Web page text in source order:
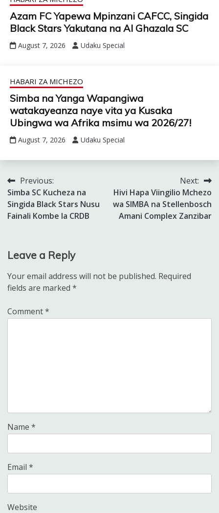
Azam FC Yapewa Mpinzani CAFCC, Singida
Black Stars Yakutana na Al Ghazala SC
August 7, 2026 Udaku Special
HABARI ZA MICHEZO
Simba na Yanga Wapangiwa
watakayeanza naye vita ya Kusaka
Ubingwa wa Afrika msimu wa 2026/27!
August 7, 2026 Udaku Special
Post
navigation
Previous:
Simba SC Kucheza na
Singida Black Stars Nusu
Fainali Kombe la CRDB
Next:
Hivi Hapa Viingilio Mchezo
wa SIMBA na Stellenbosch
Amani Complex Zanzibar
Leave a Reply
Your email address will not be published. Required
fields are marked *
Comment*
Name *
Email *
Website